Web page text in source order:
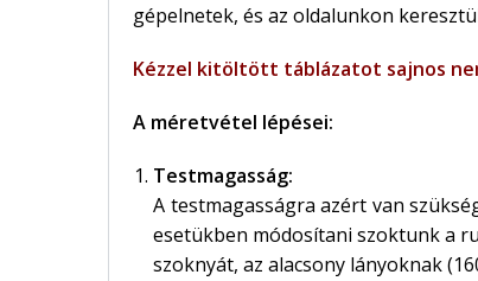
gépelnetek, és az oldalunkon
Kézzel kitöltött táblázatot sajnos
A méretvétel lépései:
Testmagasság:
A testmagasságra azért van
esetükben módosítani szoktunk a
szoknyát, az alacsony lányoknak